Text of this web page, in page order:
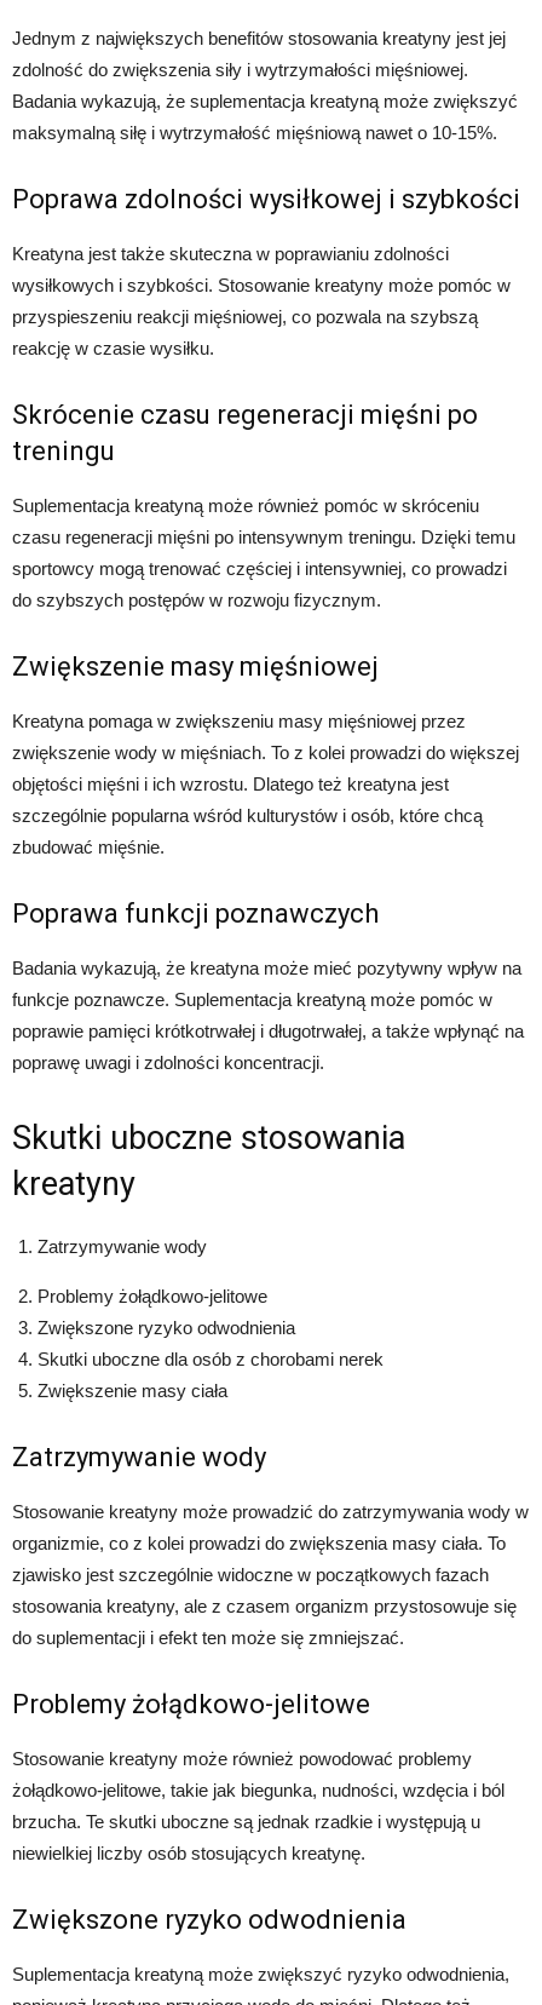
Jednym z największych benefitów stosowania kreatyny jest jej
zdolność do zwiększenia siły i wytrzymałości mięśniowej.
Badania wykazują, że suplementacja kreatyną może zwiększyć
maksymalną siłę i wytrzymałość mięśniową nawet o 10-15%.
Poprawa zdolności wysiłkowej i szybkości
Kreatyna jest także skuteczna w poprawianiu zdolności
wysiłkowych i szybkości. Stosowanie kreatyny może pomóc w
przyspieszeniu reakcji mięśniowej, co pozwala na szybszą
reakcję w czasie wysiłku.
Skrócenie czasu regeneracji mięśni po
treningu
Suplementacja kreatyną może również pomóc w skróceniu
czasu regeneracji mięśni po intensywnym treningu. Dzięki temu
sportowcy mogą trenować częściej i intensywniej, co prowadzi
do szybszych postępów w rozwoju fizycznym.
Zwiększenie masy mięśniowej
Kreatyna pomaga w zwiększeniu masy mięśniowej przez
zwiększenie wody w mięśniach. To z kolei prowadzi do większej
objętości mięśni i ich wzrostu. Dlatego też kreatyna jest
szczególnie popularna wśród kulturystów i osób, które chcą
zbudować mięśnie.
Poprawa funkcji poznawczych
Badania wykazują, że kreatyna może mieć pozytywny wpływ na
funkcje poznawcze. Suplementacja kreatyną może pomóc w
poprawie pamięci krótkotrwałej i długotrwałej, a także wpłynąć na
poprawę uwagi i zdolności koncentracji.
Skutki uboczne stosowania
kreatyny
Zatrzymywanie wody
Problemy żołądkowo-jelitowe
Zwiększone ryzyko odwodnienia
Skutki uboczne dla osób z chorobami nerek
Zwiększenie masy ciała
Zatrzymywanie wody
Stosowanie kreatyny może prowadzić do zatrzymywania wody w
organizmie, co z kolei prowadzi do zwiększenia masy ciała. To
zjawisko jest szczególnie widoczne w początkowych fazach
stosowania kreatyny, ale z czasem organizm przystosowuje się
do suplementacji i efekt ten może się zmniejszać.
Problemy żołądkowo-jelitowe
Stosowanie kreatyny może również powodować problemy
żołądkowo-jelitowe, takie jak biegunka, nudności, wzdęcia i ból
brzucha. Te skutki uboczne są jednak rzadkie i występują u
niewielkiej liczby osób stosujących kreatynę.
Zwiększone ryzyko odwodnienia
Suplementacja kreatyną może zwiększyć ryzyko odwodnienia,